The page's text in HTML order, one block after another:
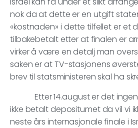
nok da at dette er en utgift
«kostnaden» i dette tilfellet er et
tilbakebetalt etter at finalen er
virker å være en detalj man
saken er at TV-stasjonens
brev til statsministeren skal ha
Etter 14.august er det
ikke betalt depositumet da vil vi
neste års internasjonale finale i